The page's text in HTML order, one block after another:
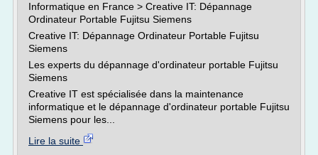
Informatique en France > Creative IT: Dépannage
Ordinateur Portable Fujitsu Siemens
Creative IT: Dépannage Ordinateur Portable Fujitsu
Siemens
Les experts du dépannage d'ordinateur portable Fujitsu
Siemens
Creative IT est spécialisée dans la maintenance
informatique et le dépannage d'ordinateur portable Fujitsu
Siemens pour les...
Lire la suite